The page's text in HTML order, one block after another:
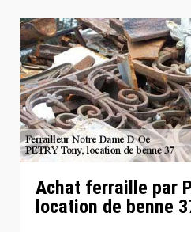
Achat ferraille par
location de benne